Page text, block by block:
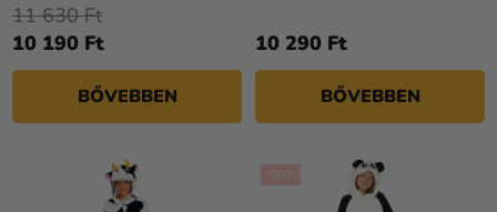
10 190 Ft
11 630 Ft
BŐVEBBEN
10 290 Ft
BŐVEBBEN